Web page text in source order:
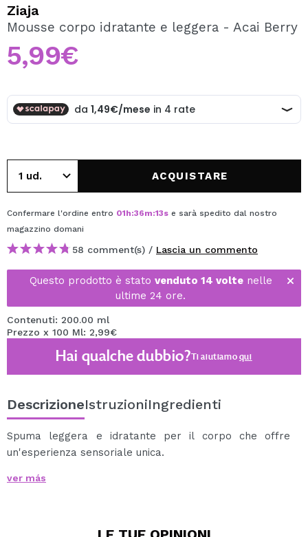
Creando un account su Maquibeauty.it potrai fare i tuoi
acquisti velocemente, controllare lo stato dei tuoi ordini e
consultare le tue operazioni precedenti.
CREARE UN ACCOUNT
Ziaja
Mousse corpo idratante e leggera - Acai Berry
5,99€
ACQUISTARE
Confermare l'ordine entro 01h:36m:12s e sarà spedito dal nostro
magazzino domani
58 comment(s) / Lascia un commento
Questo prodotto è stato venduto 14 voltenelle
ultime 24 ore.
Contenuti: 200.00 ml
Prezzo x 100 Ml: 2,99€
Hai qualche dubbio?Ti aiutiamoqui
DescrizioneIstruzioniIngredienti
Spuma leggera e idratante per il corpo che offre
un'esperienza sensoriale unica.
Ingredienti principali: Acai berry, beta glucano, acido
ver más